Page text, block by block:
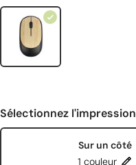
Sélectionnez l'impression
Sur un côté
1 couleur